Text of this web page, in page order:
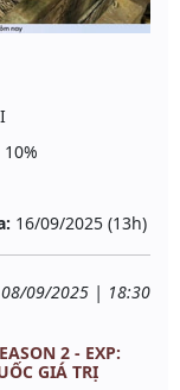
16/09/2025 (13h)
08/09/2025 | 18:30
2 - EXP:
GIÁ TRỊ